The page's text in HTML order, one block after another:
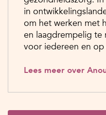
in
om het werken met
en laagdrempelig te
voor iedereen en
Lees meer over